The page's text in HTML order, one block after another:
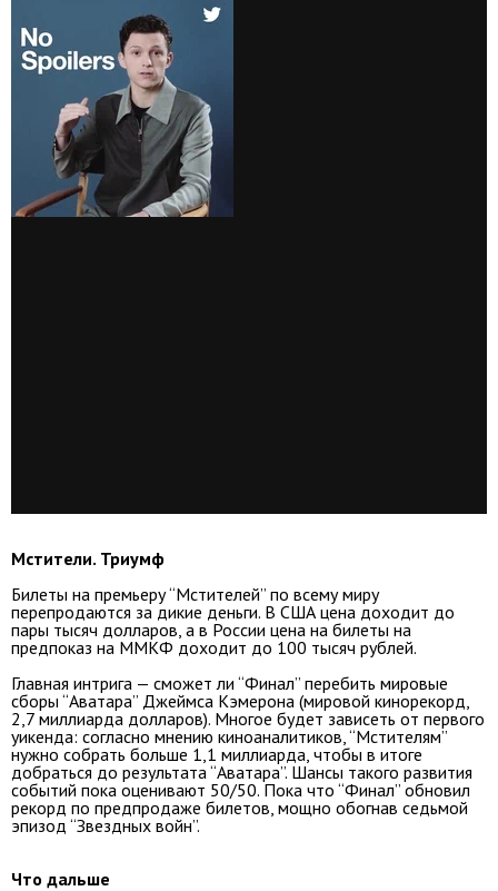
Мстители. Триумф
Билеты на премьеру “Мстителей” по всему миру
перепродаются за дикие деньги. В США цена доходит до
пары тысяч долларов, а в России цена на билеты на
предпоказ на ММКФ доходит до 100 тысяч рублей.
Главная интрига — сможет ли “Финал” перебить мировые
сборы “Аватара” Джеймса Кэмерона (мировой кинорекорд,
2,7 миллиарда долларов). Многое будет зависеть от первого
уикенда: согласно мнению киноаналитиков, “Мстителям”
нужно собрать больше 1,1 миллиарда, чтобы в итоге
добраться до результата “Аватара”. Шансы такого развития
событий пока оценивают 50/50. Пока что “Финал” обновил
рекорд по предпродаже билетов, мощно обогнав седьмой
эпизод “Звездных войн”.
Что дальше